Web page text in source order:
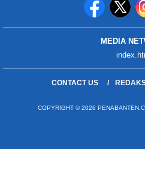
MEDIA
CONTACT US
COPYRIGHT © 2026